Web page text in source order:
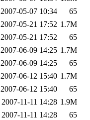
2007-05-07 10:34
65
2007-05-21 17:52 1.7M
2007-05-21 17:52
65
2007-06-09 14:25 1.7M
2007-06-09 14:25
65
2007-06-12 15:40 1.7M
2007-06-12 15:40
65
2007-11-11 14:28 1.9M
2007-11-11 14:28
65